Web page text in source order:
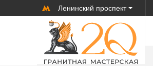
Ленинский проспект